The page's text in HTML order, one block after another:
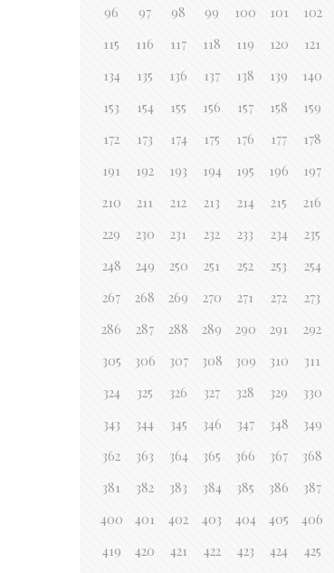
96
97 98 99 100 101 102
115
116 117 118 119 120 121
134
135 136 137 138 139 140
153
154 155 156 157 158 159
172
173 174 175 176 177 178
191
192 193 194 195 196 197
210
211 212 213 214 215 216
229
230 231 232 233 234 235
248
249 250 251 252 253 254
267
268 269 270 271 272 273
286
287 288 289 290 291 292
305
306 307 308 309 310 311
324
325 326 327 328 329 330
343
344 345 346 347 348 349
362
363 364 365 366 367 368
381
382 383 384 385 386 387
400
401 402 403 404 405 406
419
420 421 422 423 424 425